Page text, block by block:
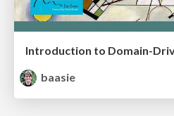
baasie